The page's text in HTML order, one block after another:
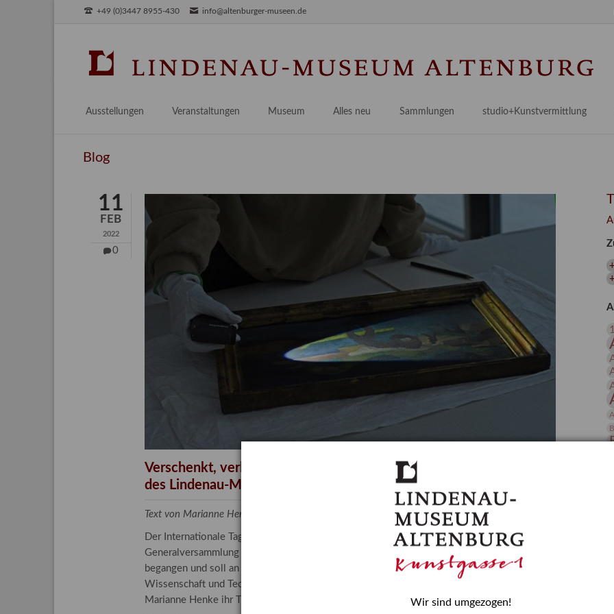
+49 (0)3447 8955-430 info@altenburger-museen.de
Ausstellungen
Aktuell
Veranstaltungen Museum
Praktikum / Praxisprojekt
Bestandskataloge & Editionen
Gesamtverzeichnis
Kalender
Alles neu
Provenienzforschung
Kulturelle Vermittlung
Länderübergreifende kulturtouristische Ziele
Sammlungen
Malerei 17.–19. Jh.
Deutsche Malerei 20./21. Jh.
Grafische Sammlung
Kunstbibliothek
Restaurierung
Forschung
studio+Kunstvermittlung
Angebote für Erwachsene
Angebote für Kitas
Blog
11
FEB
2022
0
Verschenkt, verkauft, vergessen? – Kunstdetektivinnen im Dienste
des Lindenau-Museums
Text von Marianne Henke, Provenienzforscherin am Lindenau-Museum Altenburg
Der Internationale Tag der Frauen und Mädchen in der Wissenschaft wurde 2015 in der
Generalversammlung der Vereinten Nationen beschlossen. Er wird jährlich am 11. Februar
begangen und soll an die entscheidende Rolle erinnern, die Mädchen und Frauen in
Wissenschaft und Technologie spielen. In ihrem Blogbeitrag stellt Provenienzforscherin
Marianne Henke ihr Tätigkeitsfeld vor.
Wir sind umgezogen!